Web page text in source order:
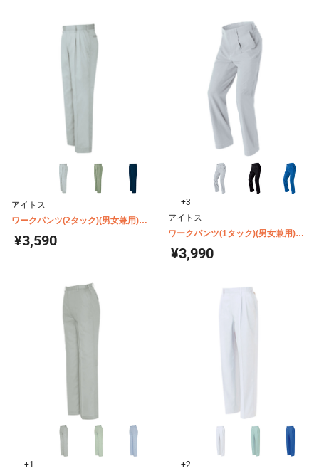
アイトス
ワークパンツ(2タック)(男女兼用)
AZ-5662
¥3,590
+3
アイトス
ワークパンツ(1タック)(男女兼用)
AZ-30450
¥3,990
+1
+2